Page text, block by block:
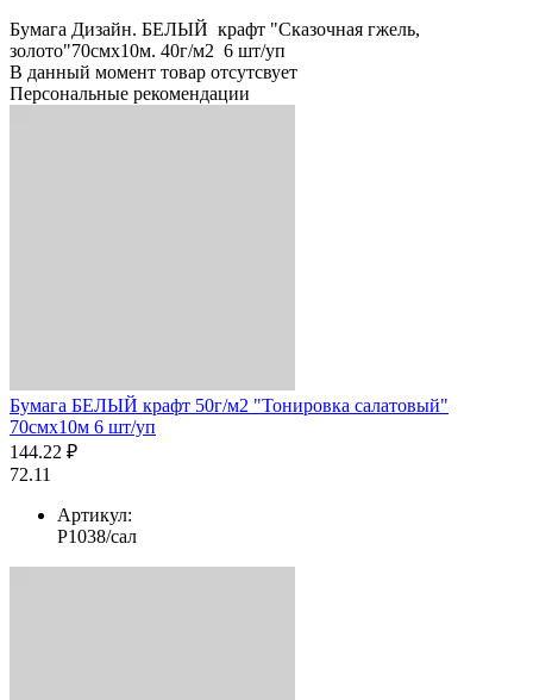
Бумага Дизайн. БЕЛЫЙ крафт "Сказочная гжель,
золото"70смх10м. 40г/м2 6 шт/уп
В данный момент товар отсутсвует
Персональные рекомендации
Бумага БЕЛЫЙ крафт 50г/м2 "Тонировка салатовый"
70смх10м 6 шт/уп
144.22 ₽
72.11
Артикул:
Р1038/сал